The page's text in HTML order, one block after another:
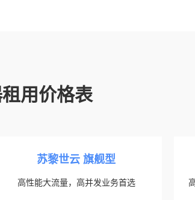
用价格表
苏黎世云 旗舰型
高性能大流量，高并发业务首选